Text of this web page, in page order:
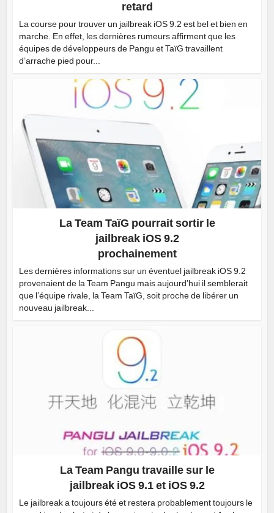
retard
La course pour trouver un jailbreak iOS 9.2 est bel et bien en
marche. En effet, les dernières rumeurs affirment que les
équipes de développeurs de Pangu et TaïG travaillent
d’arrache pied pour...
La Team TaïG pourrait sortir le
jailbreak iOS 9.2
prochainement
Les dernières informations sur un éventuel jailbreak iOS 9.2
provenaient de la Team Pangu mais aujourd’hui il semblerait
que l’équipe rivale, la Team TaïG, soit proche de libérer un
nouveau jailbreak...
La Team Pangu travaille sur le
jailbreak iOS 9.1 et iOS 9.2
Le jailbreak a toujours été et restera probablement toujours le